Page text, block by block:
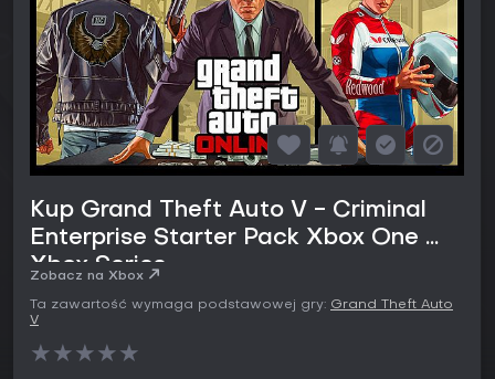
Kup Grand Theft Auto V - Criminal
Enterprise Starter Pack Xbox One &
Xbox Series
Zobacz na Xbox
Ta zawartość wymaga podstawowej gry: Grand Theft Auto
V
★★★★★